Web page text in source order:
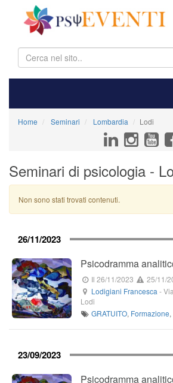
Home Seminari Lombardia Lodi
Seminari di psicologia -
Non sono stati trovati contenuti.
26/11/2023
Psicodramma
Il 26/11/2023
25/11/
Lodigiani Francesca -
Lodi
GRATUITO, Formazione,
23/09/2023
Psicodramma